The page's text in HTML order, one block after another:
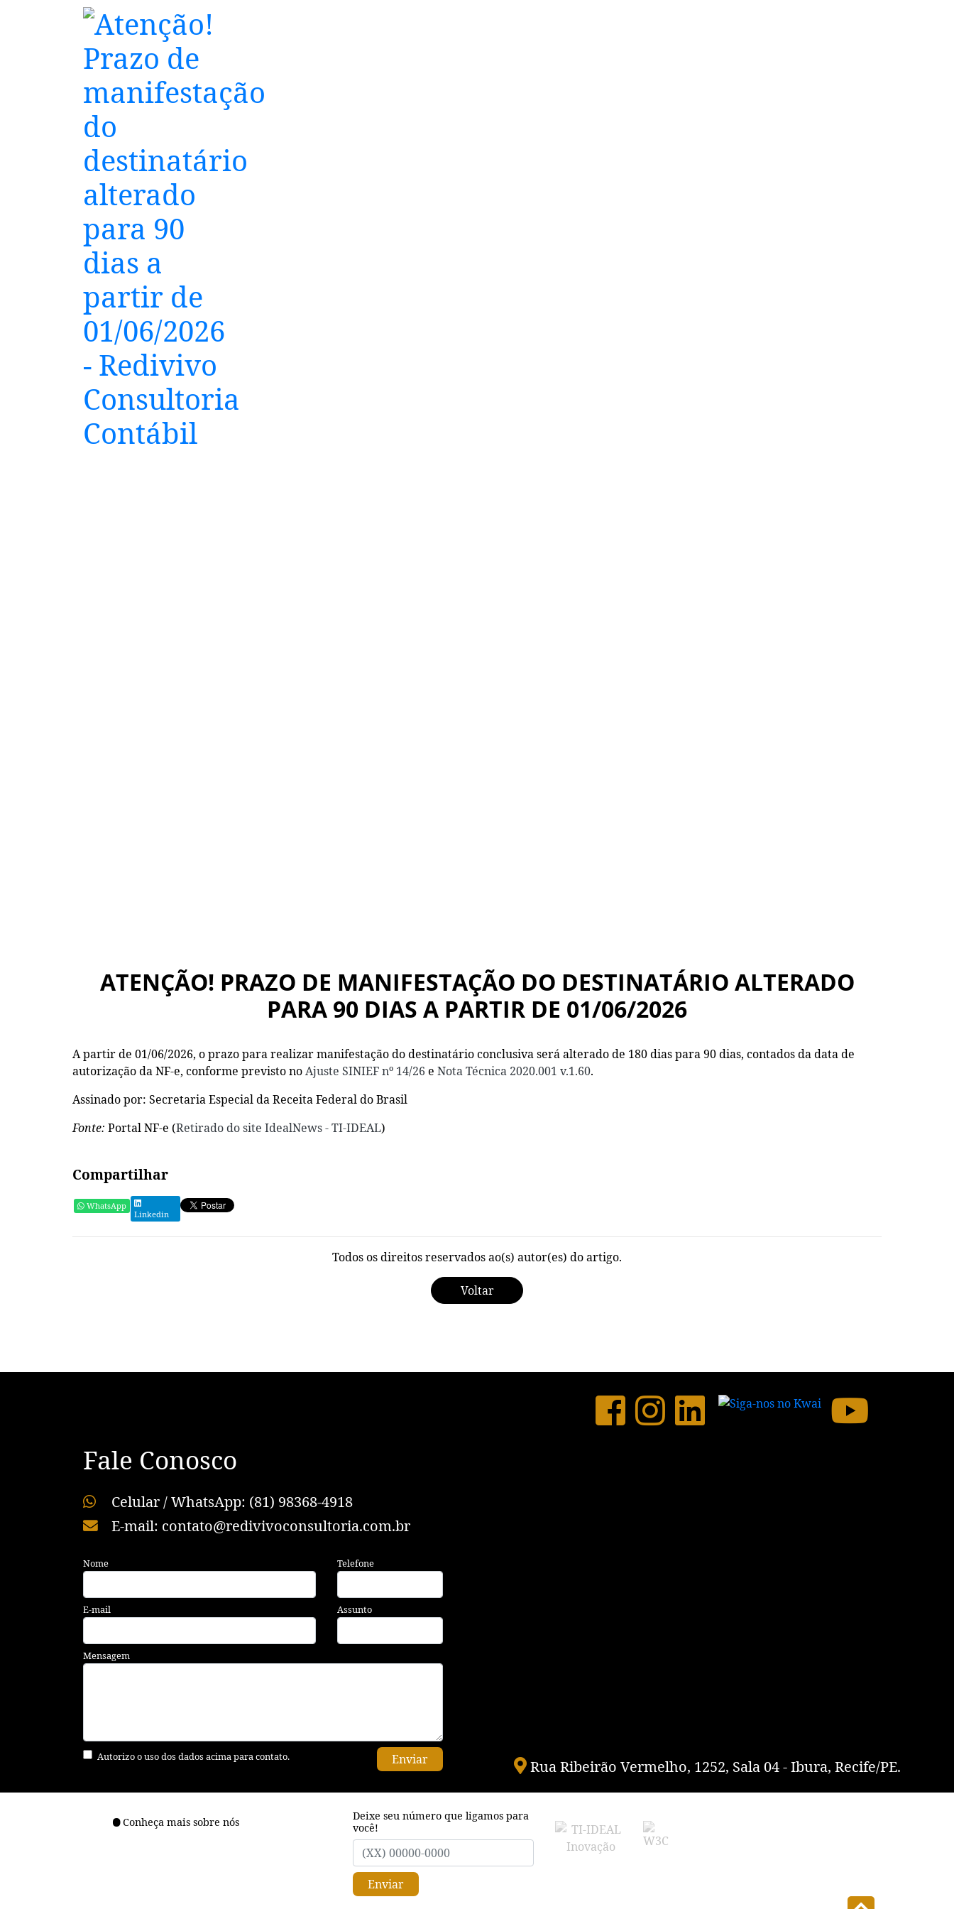
ATENÇÃO! PRAZO DE MANIFESTAÇÃO DO DESTINATÁRIO ALTERADO
PARA 90 DIAS A PARTIR DE 01/06/2026
A partir de 01/06/2026, o prazo para realizar manifestação do destinatário conclusiva será alterado de 180 dias para 90 dias, contados da data de
autorização da NF-e, conforme previsto noAjuste SINIEF nº 14/26 e Nota Técnica 2020.001 v.1.60.
Assinado por: Secretaria Especial da Receita Federal do Brasil
Fonte: Portal NF-e (Retirado do site IdealNews - TI-IDEAL)
Compartilhar
WhatsApp
Linkedin
Todos os direitos reservados ao(s) autor(es) do artigo.
Voltar
Fale Conosco
Celular / WhatsApp: (81) 98368-4918
E-mail: contato@redivivoconsultoria.com.br
Nome Telefone
E-mail Assunto
Mensagem
Autorizo o uso dos dados acima para contato. Enviar Rua Ribeirão Vermelho, 1252, Sala 04 - Ibura, Recife/PE.
Conheça mais sobre nós
Deixe seu número que ligamos para
você!
Enviar